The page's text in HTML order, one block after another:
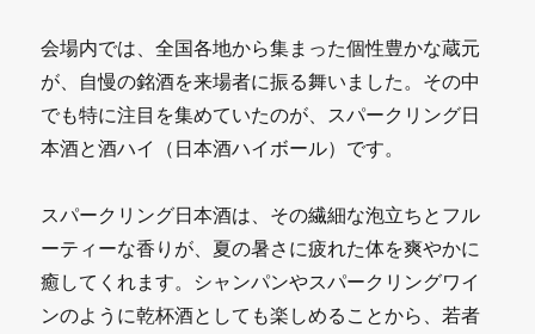
会場内では、全国各地から集まった個性豊かな蔵元
が、自慢の銘酒を来場者に振る舞いました。その中
でも特に注目を集めていたのが、スパークリング日
本酒と酒ハイ（日本酒ハイボール）です。
スパークリング日本酒は、その繊細な泡立ちとフル
ーティーな香りが、夏の暑さに疲れた体を爽やかに
癒してくれます。シャンパンやスパークリングワイ
ンのように乾杯酒としても楽しめることから、若者